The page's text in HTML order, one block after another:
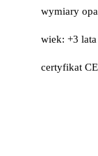
wymiary
wiek: +3 lata
certyfikat CE